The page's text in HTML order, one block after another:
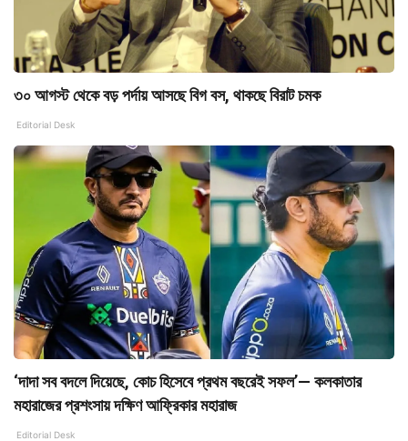
৩০ আগস্ট থেকে বড় পর্দায় আসছে বিগ বস, থাকছে বিরাট চমক
Editorial Desk
‘দাদা সব বদলে দিয়েছে, কোচ হিসেবে প্রথম বছরেই সফল’— কলকাতার
মহারাজের প্রশংসায় দক্ষিণ আফ্রিকার মহারাজ
Editorial Desk